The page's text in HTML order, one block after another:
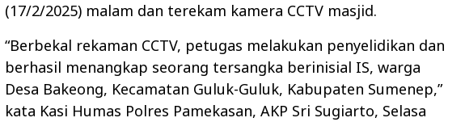
(17/2/2025) malam dan terekam kamera CCTV masjid.
“Berbekal rekaman CCTV, petugas melakukan penyelidikan dan
berhasil menangkap seorang tersangka berinisial IS, warga
Desa Bakeong, Kecamatan Guluk-Guluk, Kabupaten Sumenep,”
kata Kasi Humas Polres Pamekasan, AKP Sri Sugiarto, Selasa